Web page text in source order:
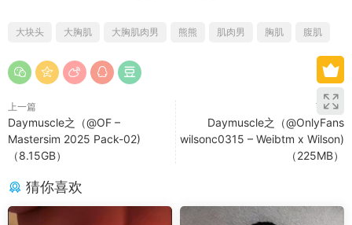
大块头 大胸肌 大胸肌肉男 熊熊 肌肉男 胸肌 腹肌
上一篇
Daymuscle之（@OF –
Mastersim 2025 Pack-02)
（8.15GB）
下一篇
Daymuscle之（@OnlyFans
wilsonc0315 – Weibtm x Wilson)
（225MB）
猜你喜欢